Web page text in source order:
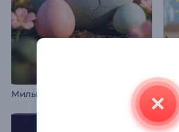
Милый пасхальный кролик. Вступление.